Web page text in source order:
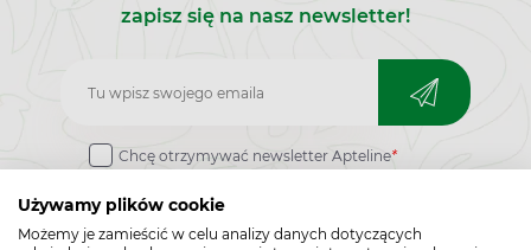
Używamy plików cookie
Możemy je zamieścić w celu analizy danych dotyczących
zapisz się na nasz newsletter!
Zapisz
do
newslettera
Chcę otrzymywać newsletter Apteline*